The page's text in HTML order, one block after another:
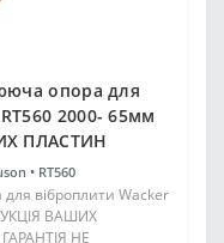
опора для
2000- 65мм
ПЛАСТИН
• RT560
віброплити Wacker
ВАШИХ
НЕ